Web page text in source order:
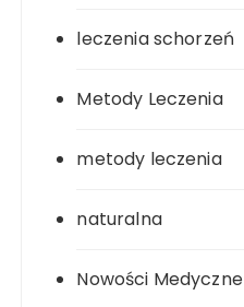
leczenia schorzeń
Metody Leczenia
metody leczenia
naturalna
Nowości Medyczne